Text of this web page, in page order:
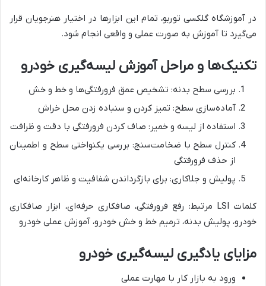
در آموزشگاه گلکسی توربو، تمام این ابزارها در اختیار هنرجویان قرار
می‌گیرد تا آموزش به صورت عملی و واقعی انجام شود.
تکنیک‌ها و مراحل آموزش لیسه‌گیری خودرو
بررسی سطح بدنه: تشخیص عمق فرورفتگی‌ها و خط و خش
آماده‌سازی سطح: تمیز کردن و سنباده زدن محل خراش
استفاده از لیسه و خمیر: صاف کردن فرورفتگی با دقت و ظرافت
کنترل سطح با ضخامت‌سنج: بررسی یکنواختی سطح و اطمینان
از حذف فرورفتگی
پولیش و جلاکاری: برای بازگرداندن شفافیت و ظاهر کارخانه‌ای
کلمات LSI مرتبط: رفع فرورفتگی، صافکاری حرفه‌ای، ابزار صافکاری
خودرو، پولیش بدنه، ترمیم خط و خش خودرو، آموزش عملی خودرو
مزایای یادگیری لیسه‌گیری خودرو
ورود به بازار کار با مهارت عملی